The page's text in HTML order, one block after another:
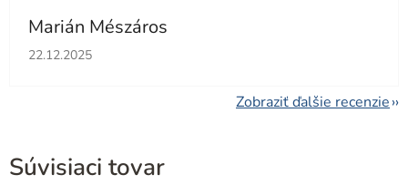
Marián Mészáros
Hodnotenie obchodu je 5 z 5 hviezdičiek.
22.12.2025
Zobraziť ďalšie recenzie
Súvisiaci tovar